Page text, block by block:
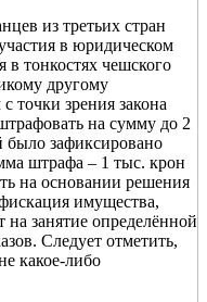
из третьих стран
в юридическом
в тонкостях чешского
другому
точки зрения закона
на сумму до 2
было зафиксировано
штрафа – 1 тыс. крон
на основании решения
имущества,
на занятие определённой
Следует отметить,
какое-либо